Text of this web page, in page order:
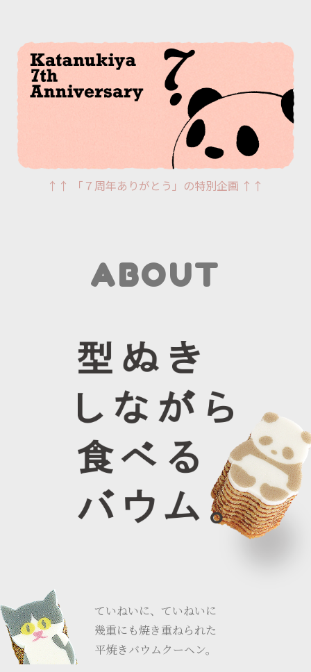
↑↑ 「７周年ありがとう」の特別企画 ↑↑
ABOUT
ていねいに、ていねいに
幾重にも焼き重ねられた
平焼きバウムクーヘン。